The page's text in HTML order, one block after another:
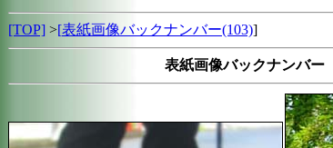
[TOP] >[表紙画像バックナンバー(103)]
表紙画像バックナンバー